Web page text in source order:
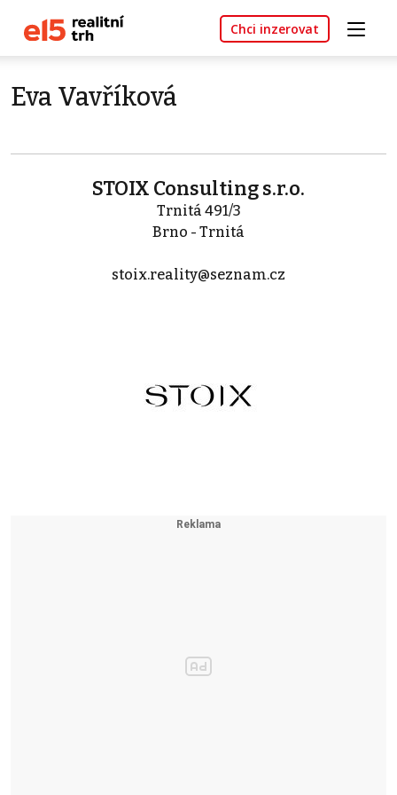
Chci inzerovat
Eva Vavříková
STOIX Consulting s.r.o.
Trnitá 491/3
Brno - Trnitá
stoix.reality@seznam.cz